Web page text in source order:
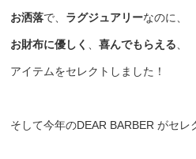
お洒落で、 ラグジュアリーなのに、
お財布に優しく 、喜んでもらえる
アイテムをセレクトしました！
そして今年のDEAR BARBER がセレ